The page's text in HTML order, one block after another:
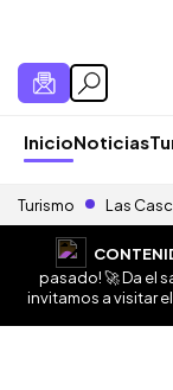
InicioNoticias
Turismo Las
pasado! 🚀 Da el
invitamos a visitar